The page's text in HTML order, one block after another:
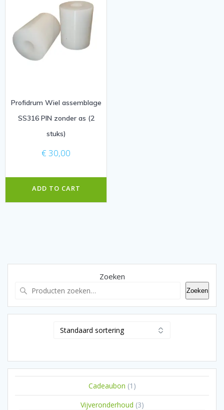
Profidrum Wiel assemblage
SS316 PIN zonder as (2
stuks)
€ 30,00
ADD TO CART
Zoeken
Zoeken
Cadeaubon 1 1
product
Vijveronderhoud 33